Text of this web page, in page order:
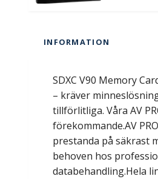
INFORMATION
SDXC V90 Memory
– kräver
tillförlitliga. Våra AV
förekommande.AV
prestanda på säkrast
behoven hos
databehandling.Hela